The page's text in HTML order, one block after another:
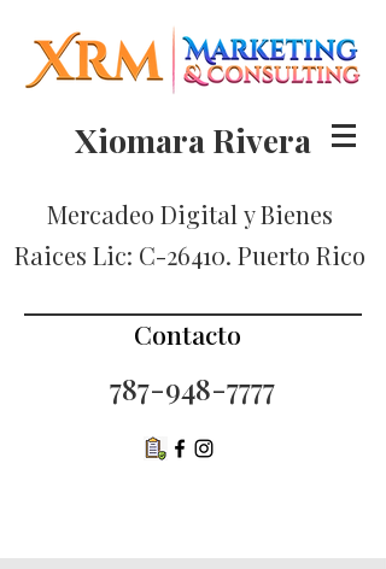
Xiomara Rivera
Mercadeo Digital y Bienes
Raices Lic: C-26410. Puerto Rico
Contacto
787-948-7777